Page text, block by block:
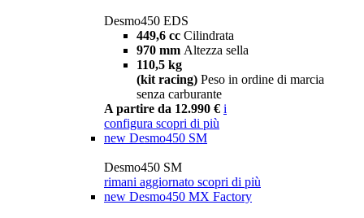
Desmo450 EDS
449,6 cc Cilindrata
970 mm Altezza sella
110,5 kg
(kit racing) Peso in ordine di marcia
senza carburante
A partire da 12.990 € i
configura scopri di più
new Desmo450 SM
Desmo450 SM
rimani aggiornato scopri di più
new Desmo450 MX Factory